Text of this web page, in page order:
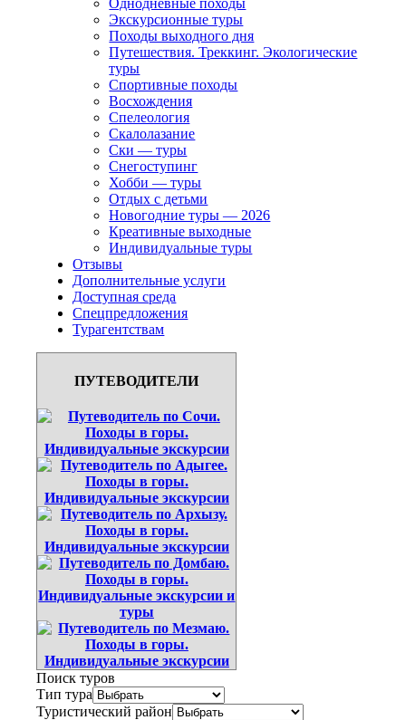
Однодневные походы
Экскурсионные туры
Походы выходного дня
Путешествия. Треккинг. Экологические
туры
Спортивные походы
Восхождения
Спелеология
Скалолазание
Ски — туры
Снегоступинг
Хобби — туры
Отдых с детьми
Новогодние туры — 2026
Креативные выходные
Индивидуальные туры
Отзывы
Дополнительные услуги
Доступная среда
Спецпредложения
Турагентствам
ПУТЕВОДИТЕЛИ
Поиск туров
Тип тура
Туристический район